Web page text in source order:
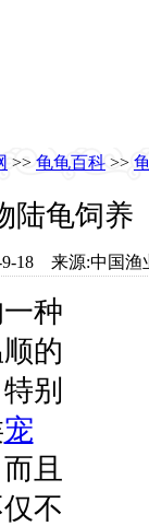
>> 龟龟百科 >>
陆龟饲养
9-18 来源:中
种
的
别
宠
且
不